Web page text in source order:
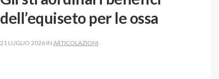
dell’equiseto per le ossa
21 LUGLIO 2026 INARTICOLAZIONI